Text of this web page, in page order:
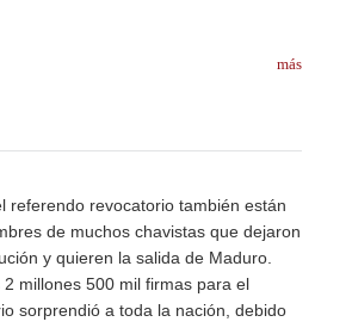
referendo revocatorio también están
de muchos chavistas que dejaron
y quieren la salida de Maduro.
millones 500 mil firmas para el
sorprendió a toda la nación, debido
más